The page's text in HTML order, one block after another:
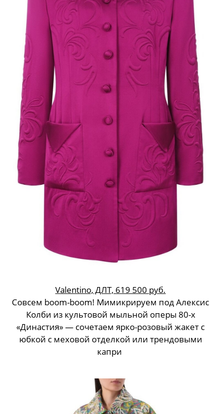
Valentino, ДЛТ, 619 500 руб.
Совсем boom-boom! Мимикрируем под Алексис
Колби из культовой мыльной оперы 80-х
«Династия» — сочетаем ярко-розовый жакет с
юбкой с меховой отделкой или трендовыми
капри